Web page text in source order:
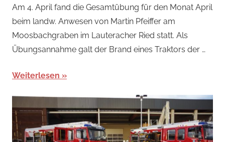
Steiner
Am 4. April fand die Gesamtübung für den Monat April
beim landw. Anwesen von Martin Pfeiffer am
Moosbachgraben im Lauteracher Ried statt. Als
Übungsannahme galt der Brand eines Traktors der …
Weiterlesen